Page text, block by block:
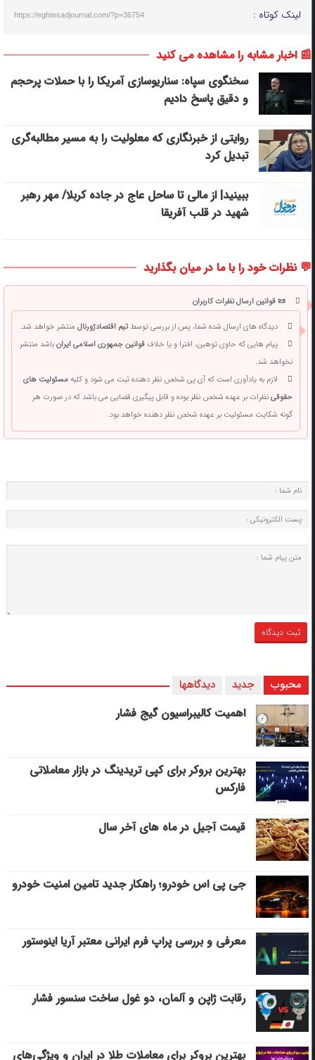
لینک کوتاه : https://eghtesadjournal.com/?p=36754
📰 اخبار مشابه را مشاهده می کنید
سخنگوی سپاه: سناریوسازی آمریکا را با حملات پرحجم‌‌
و دقیق‌ پاسخ دادیم
روایتی از خبرنگاری که معلولیت را به مسیر مطالبه‌گری
تبدیل کرد
ببینید| از مالی تا ساحل عاج در جاده کربلا/ مهر رهبر
شهید در قلب آفریقا
💬 نظرات خود را با ما در میان بگذارید
📜 قوانین ارسال نظرات کاربران
دیدگاه های ارسال شده شما، پس از بررسی توسطتیم اقتصادژورنالمنتشر خواهد شد.
پیام هایی که حاوی توهین، افترا و یا خلافقوانین جمهوری اسلامی ایرانباشد منتشر
نخواهد شد.
لازم به یادآوری است که آی پی شخص نظر دهنده ثبت می شود و کلیهمسئولیت های
حقوقینظرات بر عهده شخص نظر بوده و قابل پیگیری قضایی می باشد که در صورت هر
گونه شکایت مسئولیت بر عهده شخص نظر دهنده خواهد بود.
محبوب جدید دیدگاهها
اهمیت کالیبراسیون گیج فشار
بهترین بروکر برای کپی‌ تریدینگ در بازار معاملاتی
فارکس
قیمت آجیل در ماه های آخر سال
جی پی اس خودرو؛ راهکار جدید تامین امنیت خودرو
معرفی و بررسی پراپ فرم ایرانی معتبر آریا اینوستور
رقابت ژاپن و آلمان، دو غول ساخت سنسور فشار
بهترین بروکر برای معاملات طلا در ایران و ویژگی‌های